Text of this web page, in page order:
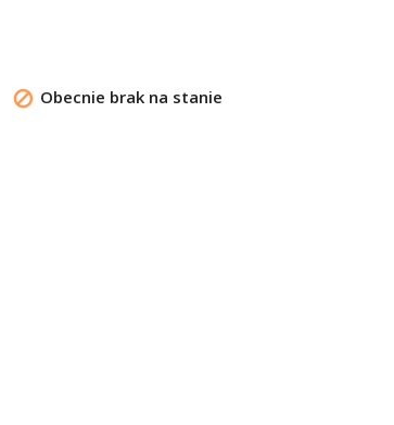
 Obecnie brak na stanie